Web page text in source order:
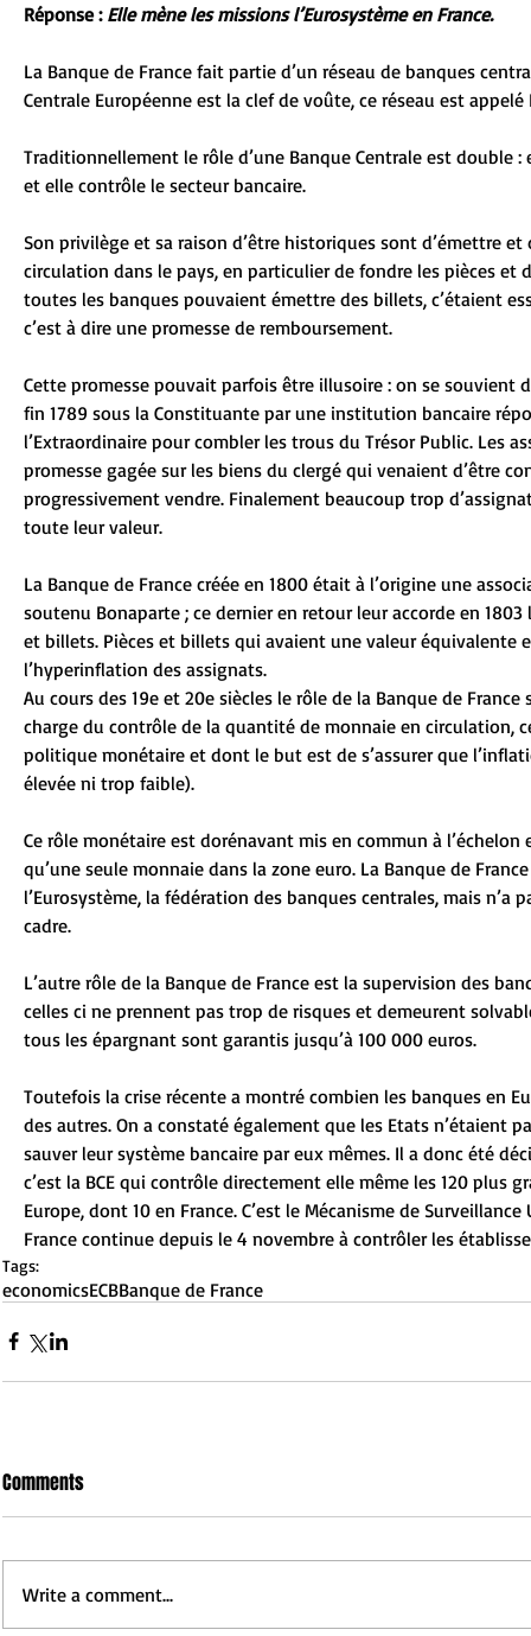
Réponse : Elle mène les missions l’Eurosystème en France.
La Banque de France fait partie d’un réseau de banques
Centrale Européenne est la clef de voûte, ce réseau est
Traditionnellement le rôle d’une Banque Centrale est
et elle contrôle le secteur bancaire.
Son privilège et sa raison d’être historiques sont d’émettre
circulation dans le pays, en particulier de fondre les pièces et
toutes les banques pouvaient émettre des billets, c’étaient
c’est à dire une promesse de remboursement.
Cette promesse pouvait parfois être illusoire : on se souvient
fin 1789 sous la Constituante par une institution bancaire
l’Extraordinaire pour combler les trous du Trésor Public. Les
promesse gagée sur les biens du clergé qui venaient d’être
progressivement vendre. Finalement beaucoup trop
toute leur valeur.
La Banque de France créée en 1800 était à l’origine une
soutenu Bonaparte ; ce dernier en retour leur accorde en
et billets. Pièces et billets qui avaient une valeur équivalente
l’hyperinflation des assignats.
Au cours des 19e et 20e siècles le rôle de la Banque de
charge du contrôle de la quantité de monnaie en circulation,
politique monétaire et dont le but est de s’assurer que
élevée ni trop faible).
Ce rôle monétaire est dorénavant mis en commun à l’échelon
qu’une seule monnaie dans la zone euro. La Banque de
l’Eurosystème, la fédération des banques centrales, mais
cadre.
L’autre rôle de la Banque de France est la supervision des
celles ci ne prennent pas trop de risques et demeurent
tous les épargnant sont garantis jusqu’à 100 000 euros.
Toutefois la crise récente a montré combien les banques en
des autres. On a constaté également que les Etats n’étaient
sauver leur système bancaire par eux mêmes. Il a donc été
c’est la BCE qui contrôle directement elle même les 120 plus
Europe, dont 10 en France. C’est le Mécanisme de
France continue depuis le 4 novembre à contrôler les
Tags:
economicsECBBanque de France
Comments
Write a comment...